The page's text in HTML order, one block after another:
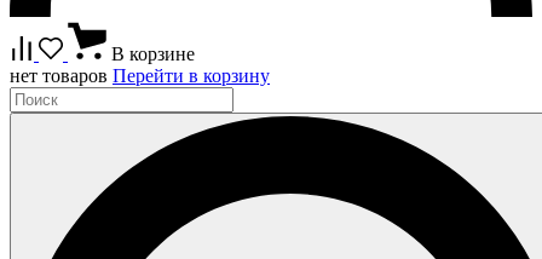
В корзине
нет товаров Перейти в корзину